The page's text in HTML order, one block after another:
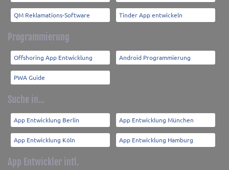
QM Reklamations-Software Tinder App entwickeln
Programmierung
Offshoring App Entwicklung Android Programmierung
PWA Guide
Suche in...
App Entwicklung Berlin App Entwicklung München
App Entwicklung Köln App Entwicklung Hamburg
App Entwickler intl.